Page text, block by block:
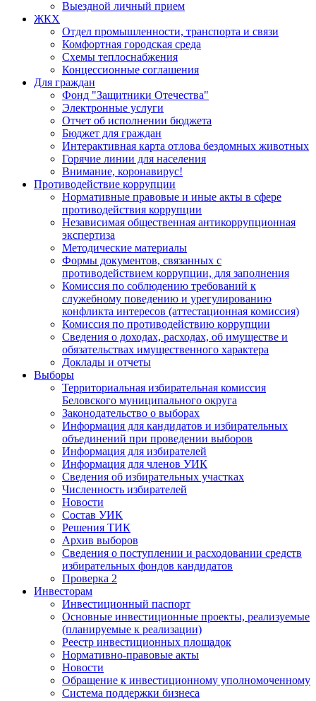
Выездной личный прием
ЖКХ
Отдел промышленности, транспорта и связи
Комфортная городская среда
Схемы теплоснабжения
Концессионные соглашения
Для граждан
Фонд "Защитники Отечества"
Электронные услуги
Отчет об исполнении бюджета
Бюджет для граждан
Интерактивная карта отлова бездомных животных
Горячие линии для населения
Внимание, коронавирус!
Противодействие коррупции
Нормативные правовые и иные акты в сфере
противодействия коррупции
Независимая общественная антикоррупционная
экспертиза
Методические материалы
Формы документов, связанных с
противодействием коррупции, для заполнения
Комиссия по соблюдению требований к
служебному поведению и урегулированию
конфликта интересов (аттестационная комиссия)
Комиссия по противодействию коррупции
Сведения о доходах, расходах, об имуществе и
обязательствах имущественного характера
Доклады и отчеты
Выборы
Территориальная избирательная комиссия
Беловского муниципального округа
Законодательство о выборах
Информация для кандидатов и избирательных
объединений при проведении выборов
Информация для избирателей
Информация для членов УИК
Сведения об избирательных участках
Численность избирателей
Новости
Состав УИК
Решения ТИК
Архив выборов
Сведения о поступлении и расходовании средств
избирательных фондов кандидатов
Проверка 2
Инвесторам
Инвестиционный паспорт
Основные инвестиционные проекты, реализуемые
(планируемые к реализации)
Реестр инвестиционных площадок
Нормативно-правовые акты
Новости
Обращение к инвестиционному уполномоченному
Система поддержки бизнеса